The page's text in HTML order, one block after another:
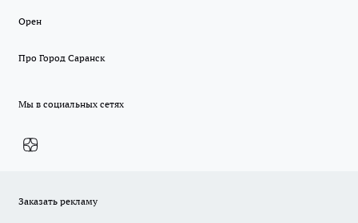
Орен
Про Город Саранск
Мы в социальных сетях
Заказать рекламу